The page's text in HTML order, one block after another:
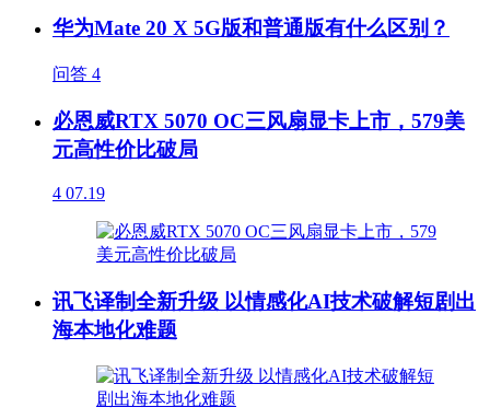
华为Mate 20 X 5G版和普通版有什么区别？
问答 4
必恩威RTX 5070 OC三风扇显卡上市，579美
元高性价比破局
4 07.19
讯飞译制全新升级 以情感化AI技术破解短剧出
海本地化难题